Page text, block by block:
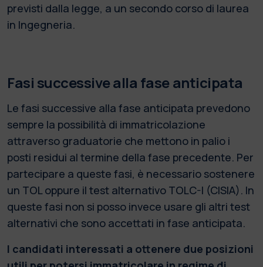
previsti dalla legge, a un secondo corso di laurea
in Ingegneria.
Fasi successive alla fase anticipata
Le fasi successive alla fase anticipata prevedono
sempre la possibilità di immatricolazione
attraverso graduatorie che mettono in palio i
posti residui al termine della fase precedente. Per
partecipare a queste fasi, è necessario sostenere
un TOL oppure il test alternativo TOLC-I (CISIA). In
queste fasi non si posso invece usare gli altri test
alternativi che sono accettati in fase anticipata.
I candidati interessati a ottenere due posizioni